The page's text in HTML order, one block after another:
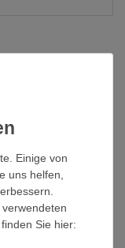
Kontrolle
Weiden an
zu
Einige von
uns helfen,
Sie hier: